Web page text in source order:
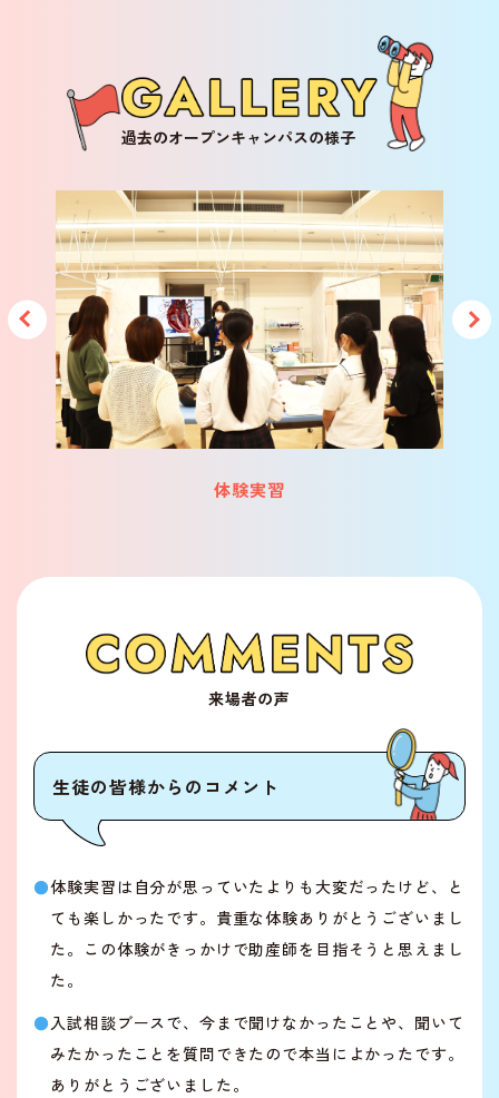
過去のオープンキャンパスの様子
体験実習
来場者の声
生徒の皆様からのコメント
体験実習は自分が思っていたよりも大変だったけど、と
ても楽しかったです。貴重な体験ありがとうございまし
た。この体験がきっかけで助産師を目指そうと思えまし
た。
入試相談ブースで、今まで聞けなかったことや、聞いて
みたかったことを質問できたので本当によかったです。
ありがとうございました。